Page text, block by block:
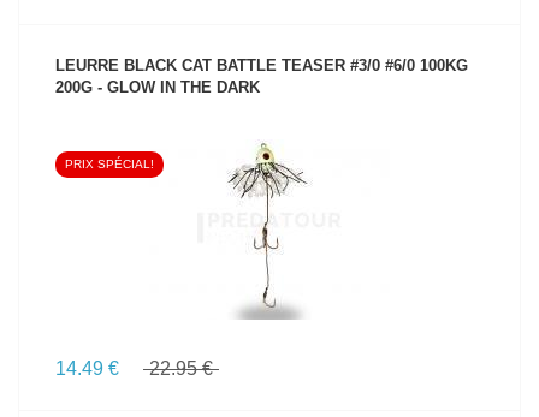
LEURRE BLACK CAT BATTLE TEASER #3/0 #6/0 100KG
200G - GLOW IN THE DARK
VOIR LE PRODUIT
PRIX SPÉCIAL!
14.49 € 22.95 €